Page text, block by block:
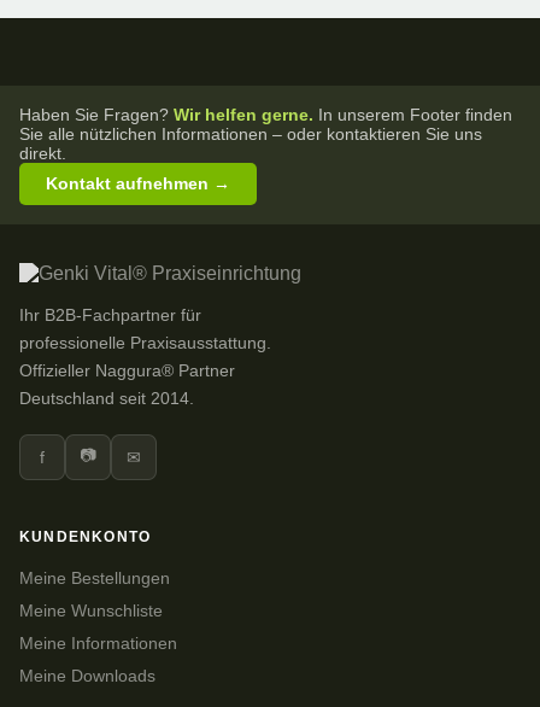
Haben Sie Fragen? Wir helfen gerne. In unserem Footer finden
Sie alle nützlichen Informationen – oder kontaktieren Sie uns
direkt.
Kontakt aufnehmen →
Ihr B2B-Fachpartner für
professionelle Praxisausstattung.
Offizieller Naggura® Partner
Deutschland seit 2014.
f 📷 ✉
KUNDENKONTO
Meine Bestellungen
Meine Wunschliste
Meine Informationen
Meine Downloads